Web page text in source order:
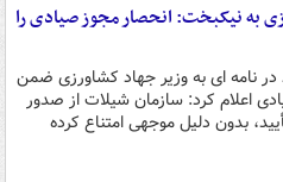
به نیکبخت: انحصار مجوز صیادی را
در نامه ای به وزیر جهاد کشاورزی ضمن
اعلام کرد: سازمان شیلات از صدور
مورد تأیید، بدون دلیل موجهی امتناع کرده